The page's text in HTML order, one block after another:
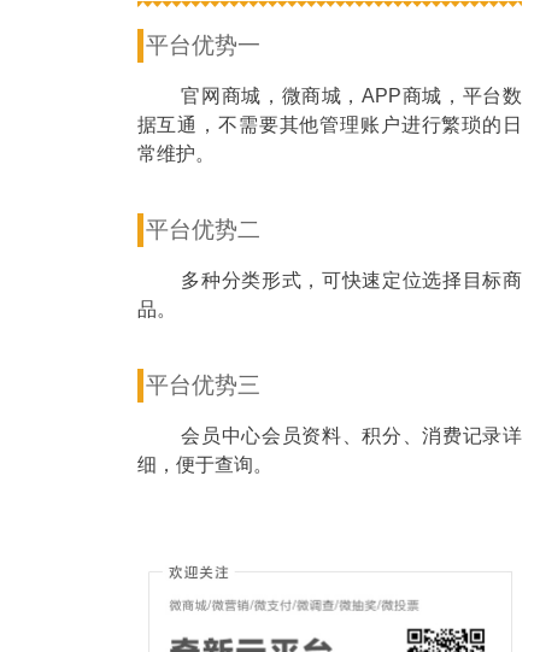
平台优势一
官网商城，微商城，APP商城，平台数
据互通，不需要其他管理账户进行繁琐的日
常维护。
平台优势二
多种分类形式，可快速定位选择目标商
品。
平台优势三
会员中心会员资料、积分、消费记录详
细，便于查询。